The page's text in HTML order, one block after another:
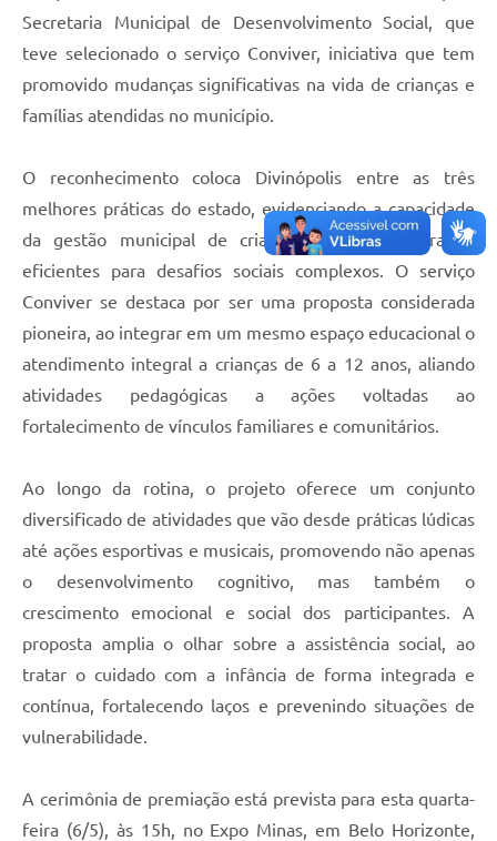
Secretaria Municipal de Desenvolvimento Social, que
teve selecionado o serviço Conviver, iniciativa que tem
promovido mudanças significativas na vida de crianças e
famílias atendidas no município.
O reconhecimento coloca Divinópolis entre as três
melhores práticas do estado, evidenciando a capacidade
da gestão municipal de criar soluções inovadoras e
eficientes para desafios sociais complexos. O serviço
Conviver se destaca por ser uma proposta considerada
pioneira, ao integrar em um mesmo espaço educacional o
atendimento integral a crianças de 6 a 12 anos, aliando
atividades pedagógicas a ações voltadas ao
fortalecimento de vínculos familiares e comunitários.
Ao longo da rotina, o projeto oferece um conjunto
diversificado de atividades que vão desde práticas lúdicas
até ações esportivas e musicais, promovendo não apenas
o desenvolvimento cognitivo, mas também o
crescimento emocional e social dos participantes. A
proposta amplia o olhar sobre a assistência social, ao
tratar o cuidado com a infância de forma integrada e
contínua, fortalecendo laços e prevenindo situações de
vulnerabilidade.
A cerimônia de premiação está prevista para esta quarta-
feira (6/5), às 15h, no Expo Minas, em Belo Horizonte,